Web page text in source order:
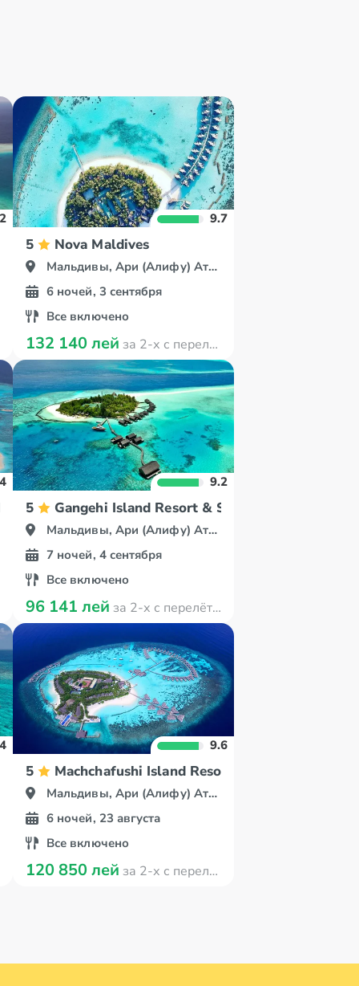
9.7
5 Nova Maldives
Мальдивы, Ари (Алифу) Атолл
6 ночей, 3 сентября
Все включено
132 140 лей за 2-х с перелётом
Resort & Spa
9.2
5 Gangehi Island Resort & Spa
Мальдивы, Ари (Алифу) Атолл
7 ночей, 4 сентября
Все включено
96 141 лей за 2-х с перелётом
9.6
5 Machchafushi Island Resort & Spa Maldives
Мальдивы, Ари (Алифу) Атолл
6 ночей, 23 августа
Все включено
120 850 лей за 2-х с перелётом